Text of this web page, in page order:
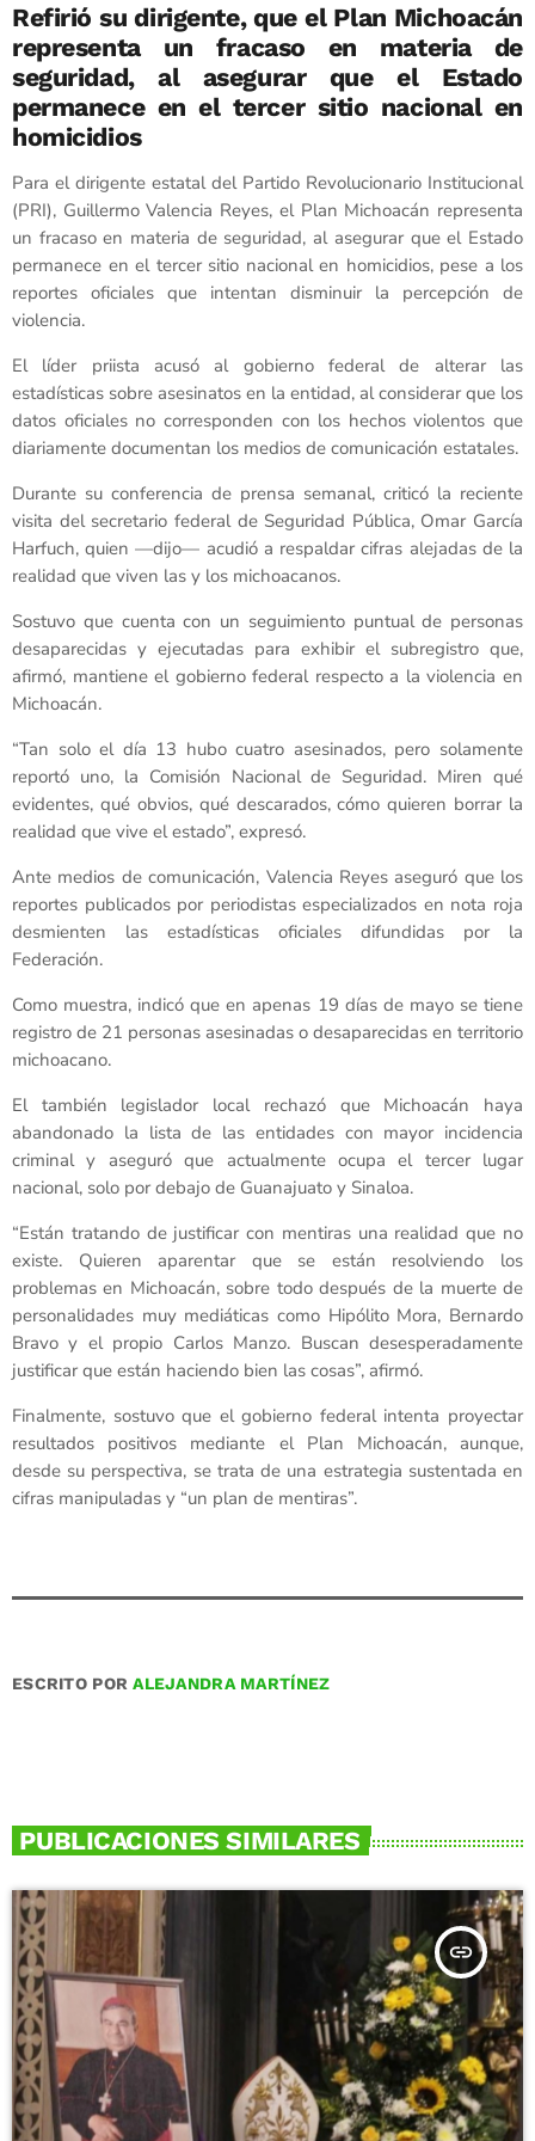
Refirió su dirigente, que el Plan Michoacán
representa un fracaso en materia de
seguridad, al asegurar que el Estado
permanece en el tercer sitio nacional en
homicidios
Para el dirigente estatal del Partido Revolucionario Institucional
(PRI), Guillermo Valencia Reyes, el Plan Michoacán representa
un fracaso en materia de seguridad, al asegurar que el Estado
permanece en el tercer sitio nacional en homicidios, pese a los
reportes oficiales que intentan disminuir la percepción de
violencia.
El líder priista acusó al gobierno federal de alterar las
estadísticas sobre asesinatos en la entidad, al considerar que los
datos oficiales no corresponden con los hechos violentos que
diariamente documentan los medios de comunicación estatales.
Durante su conferencia de prensa semanal, criticó la reciente
visita del secretario federal de Seguridad Pública, Omar García
Harfuch, quien —dijo— acudió a respaldar cifras alejadas de la
realidad que viven las y los michoacanos.
Sostuvo que cuenta con un seguimiento puntual de personas
desaparecidas y ejecutadas para exhibir el subregistro que,
afirmó, mantiene el gobierno federal respecto a la violencia en
Michoacán.
“Tan solo el día 13 hubo cuatro asesinados, pero solamente
reportó uno, la Comisión Nacional de Seguridad. Miren qué
evidentes, qué obvios, qué descarados, cómo quieren borrar la
realidad que vive el estado”, expresó.
Ante medios de comunicación, Valencia Reyes aseguró que los
reportes publicados por periodistas especializados en nota roja
desmienten las estadísticas oficiales difundidas por la
Federación.
Como muestra, indicó que en apenas 19 días de mayo se tiene
registro de 21 personas asesinadas o desaparecidas en territorio
michoacano.
El también legislador local rechazó que Michoacán haya
abandonado la lista de las entidades con mayor incidencia
criminal y aseguró que actualmente ocupa el tercer lugar
nacional, solo por debajo de Guanajuato y Sinaloa.
“Están tratando de justificar con mentiras una realidad que no
existe. Quieren aparentar que se están resolviendo los
problemas en Michoacán, sobre todo después de la muerte de
personalidades muy mediáticas como Hipólito Mora, Bernardo
Bravo y el propio Carlos Manzo. Buscan desesperadamente
justificar que están haciendo bien las cosas”, afirmó.
Finalmente, sostuvo que el gobierno federal intenta proyectar
resultados positivos mediante el Plan Michoacán, aunque,
desde su perspectiva, se trata de una estrategia sustentada en
cifras manipuladas y “un plan de mentiras”.
ESCRITO PORALEJANDRA MARTÍNEZ
PUBLICACIONES SIMILARES
insert_link